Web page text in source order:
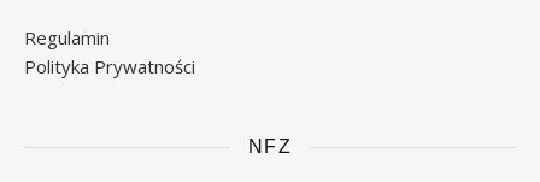
Regulamin
Polityka Prywatności
NFZ